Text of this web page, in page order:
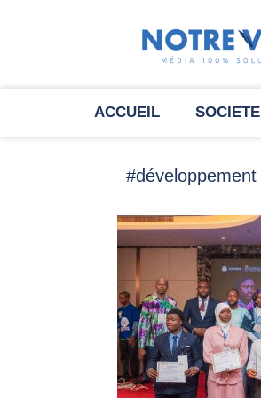
ACCUEIL SOCIETE
#développement